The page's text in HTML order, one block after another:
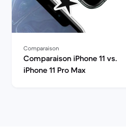
Comparaison
Comparaison iPhone 11 vs.
iPhone 11 Pro Max